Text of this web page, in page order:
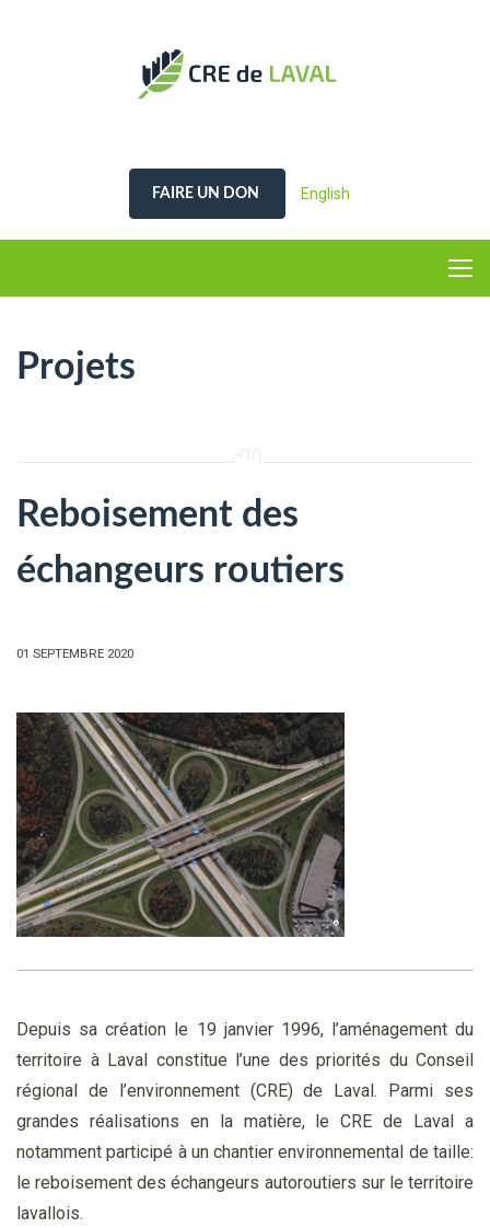
FAIRE UN DON English
Projets
Reboisement des
échangeurs routiers
01 SEPTEMBRE 2020
Depuis sa création le 19 janvier 1996, l’aménagement du
territoire à Laval constitue l’une des priorités du Conseil
régional de l’environnement (CRE) de Laval. Parmi ses
grandes réalisations en la matière, le CRE de Laval a
notamment participé à un chantier environnemental de taille:
le reboisement des échangeurs autoroutiers sur le territoire
lavallois.